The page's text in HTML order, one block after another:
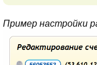
Пример настройки